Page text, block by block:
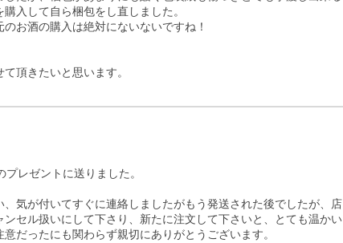
入して自ら梱包をし直しました。
お酒の購入は絶対にないないですね！
頂きたいと思います。
レゼントに送りました。
気が付いてすぐに連絡しましたがもう発送された後でしたが、店
セル扱いにして下さり、新たに注文して下さいと、とても温かい
だったにも関わらず親切にありがとうございます。